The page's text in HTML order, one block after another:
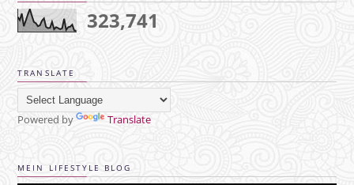
323,741
TRANSLATE
Powered by Translate
MEIN LIFESTYLE BLOG